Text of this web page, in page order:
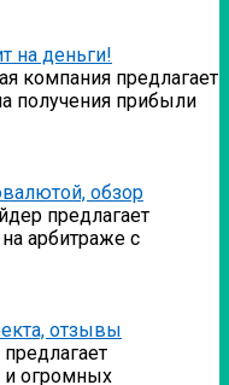
на деньги!
компания предлагает
получения прибыли
обзор
предлагает
арбитраже с
отзывы
и огромных